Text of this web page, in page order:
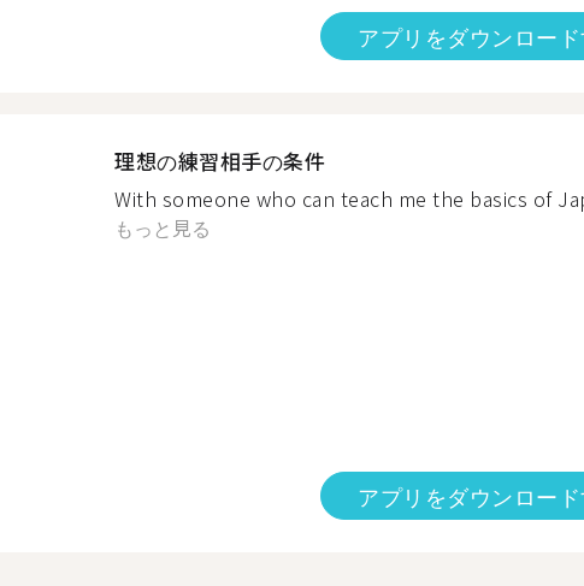
アプリをダウンロー
理想の練習相手の条件
With someone who can teach me the basics of
もっと見る
アプリをダウンロー